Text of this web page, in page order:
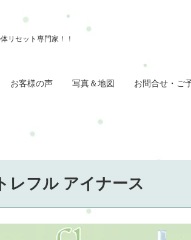
お客様の声 写真＆地図 お問合せ・ご
トレフル アイナース